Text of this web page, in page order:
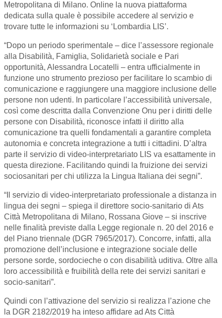
Metropolitana di Milano. Online la nuova piattaforma
dedicata sulla quale è possibile accedere al servizio e
trovare tutte le informazioni su ‘Lombardia LIS’.
“Dopo un periodo sperimentale – dice l’assessore regionale
alla Disabilità, Famiglia, Solidarietà sociale e Pari
opportunità, Alessandra Locatelli – entra ufficialmente in
funzione uno strumento prezioso per facilitare lo scambio di
comunicazione e raggiungere una maggiore inclusione delle
persone non udenti. In particolare l’accessibilità universale,
così come descritta dalla Convenzione Onu per i diritti delle
persone con Disabilità, riconosce infatti il diritto alla
comunicazione tra quelli fondamentali a garantire completa
autonomia e concreta integrazione a tutti i cittadini. D’altra
parte il servizio di video-interpretariato LIS va esattamente in
questa direzione. Facilitando quindi la fruizione dei servizi
sociosanitari per chi utilizza la Lingua Italiana dei segni”.
“Il servizio di video-interpretariato professionale a distanza in
lingua dei segni – spiega il direttore socio-sanitario di Ats
Città Metropolitana di Milano, Rossana Giove – si inscrive
nelle finalità previste dalla Legge regionale n. 20 del 2016 e
del Piano triennale (DGR 7965/2017). Concorre, infatti, alla
promozione dell’inclusione e integrazione sociale delle
persone sorde, sordocieche o con disabilità uditiva. Oltre alla
loro accessibilità e fruibilità della rete dei servizi sanitari e
socio-sanitari”.
Quindi con l’attivazione del servizio si realizza l’azione che
la DGR 2182/2019 ha inteso affidare ad Ats Città